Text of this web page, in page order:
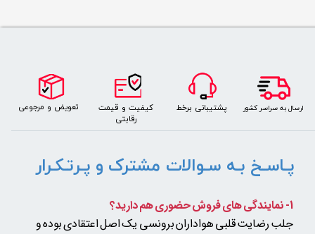
​ارسال به سراسر کشور پشتیبانی برخط
کیفیت و قیمت
رقابتی
​​​تعویض و مرجوعی
پـاسـخ بـه سـوالات مشترک و پـرتـکـرار
1- نمایندگی های فروش حضوری هم دارید؟
جلب رضایت قلبی هواداران برونسی یک اصل اعتقادی بوده و